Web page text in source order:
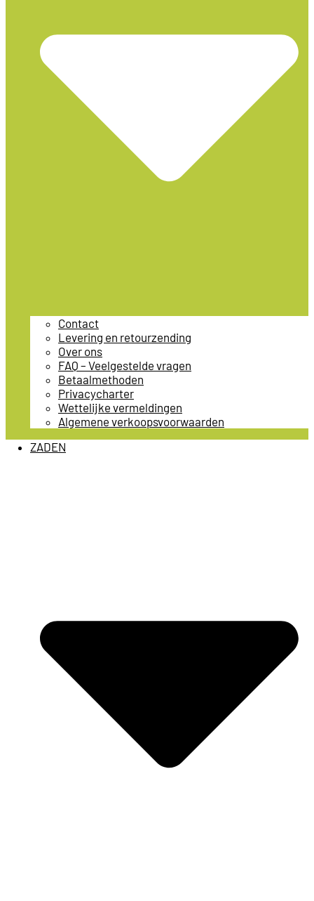
Contact
Levering en retourzending
Over ons
FAQ – Veelgestelde vragen
Betaalmethoden
Privacycharter
Wettelijke vermeldingen
Algemene verkoopsvoorwaarden
ZADEN